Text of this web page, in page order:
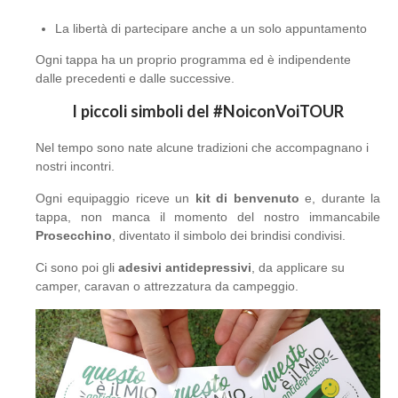
La libertà di partecipare anche a un solo appuntamento
Ogni tappa ha un proprio programma ed è indipendente
dalle precedenti e dalle successive.
I piccoli simboli del #NoiconVoiTOUR
Nel tempo sono nate alcune tradizioni che accompagnano i
nostri incontri.
Ogni equipaggio riceve un kit di benvenuto e, durante la
tappa, non manca il momento del nostro immancabile
Prosecchino , diventato il simbolo dei brindisi condivisi.
Ci sono poi gli adesivi antidepressivi , da applicare su
camper, caravan o attrezzatura da campeggio.